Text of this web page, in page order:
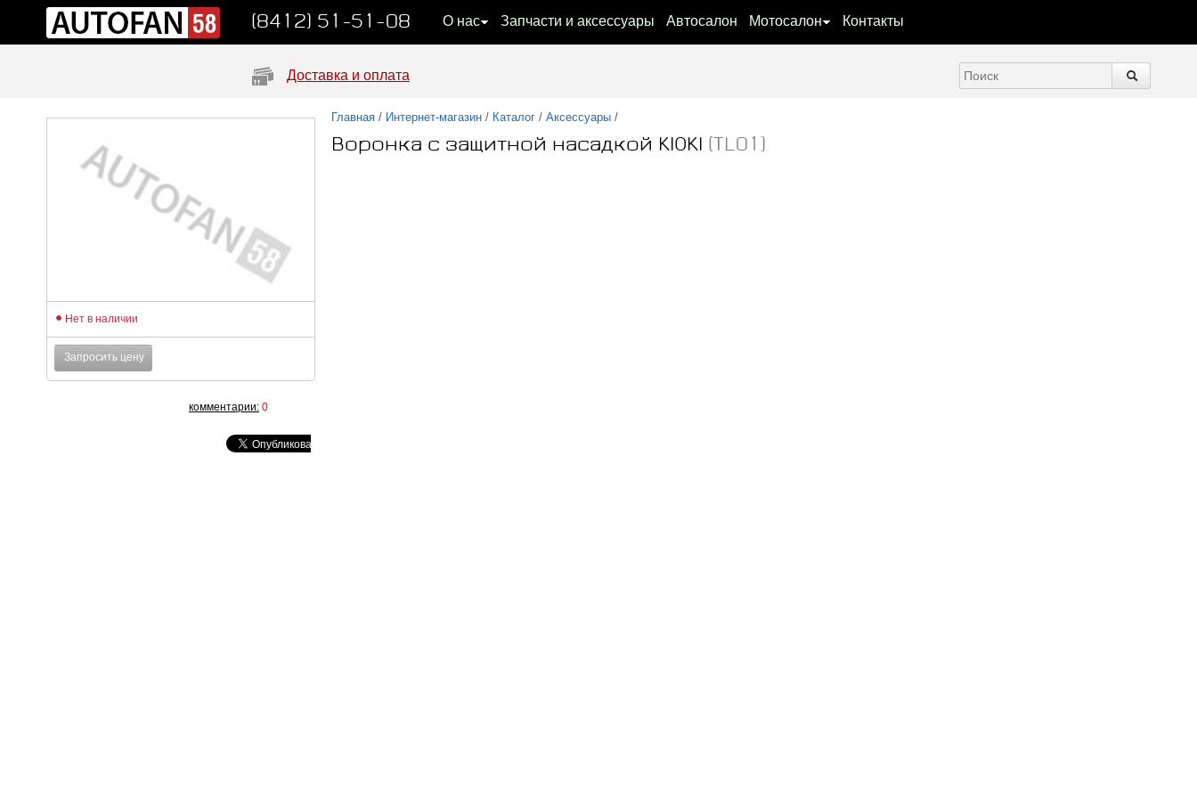
(8412) 51-51-08 О нас Запчасти и аксессуары Автосалон Мотосалон Контакты
Доставка и оплата
Главная / Интернет-магазин / Каталог / Аксессуары /
Воронка с защитной насадкой KIOKI (TL01)
Нет в наличии
Запросить цену
комментарии: 0